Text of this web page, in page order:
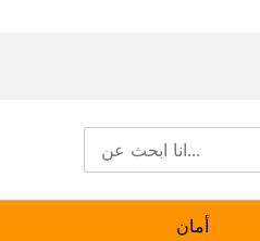
أمان